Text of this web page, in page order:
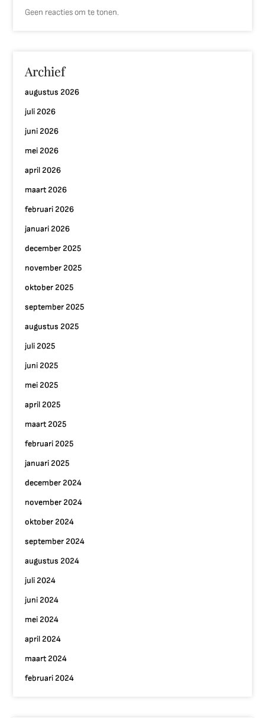
Geen reacties om te tonen.
Archief
augustus 2026
juli 2026
juni 2026
mei 2026
april 2026
maart 2026
februari 2026
januari 2026
december 2025
november 2025
oktober 2025
september 2025
augustus 2025
juli 2025
juni 2025
mei 2025
april 2025
maart 2025
februari 2025
januari 2025
december 2024
november 2024
oktober 2024
september 2024
augustus 2024
juli 2024
juni 2024
mei 2024
april 2024
maart 2024
februari 2024